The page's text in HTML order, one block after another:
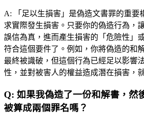
A:
「足以生損害」是偽造文書罪的重要
求實際發生損害。只要你的偽造行為，
誤信為真，進而產生損害的「危險性」
符合這個要件了。例如，你將偽造的和
最終被識破，但這個行為已經足以影響
性，並對被害人的權益造成潛在損害，
Q: 如果我偽造了一份和解書，然
被算成兩個罪名嗎？